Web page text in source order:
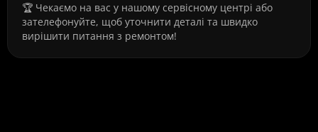
🏆 Чекаємо на вас у нашому сервісному центрі або
зателефонуйте, щоб уточнити деталі та швидко
вирішити питання з ремонтом!